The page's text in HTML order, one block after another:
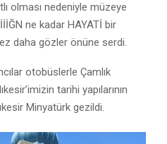
olması nedeniyle müzeye
ne kadar HAYATİ bir
daha gözler önüne serdi.
otobüslerle Çamlık
tarihi yapılarının
Minyatürk gezildi.